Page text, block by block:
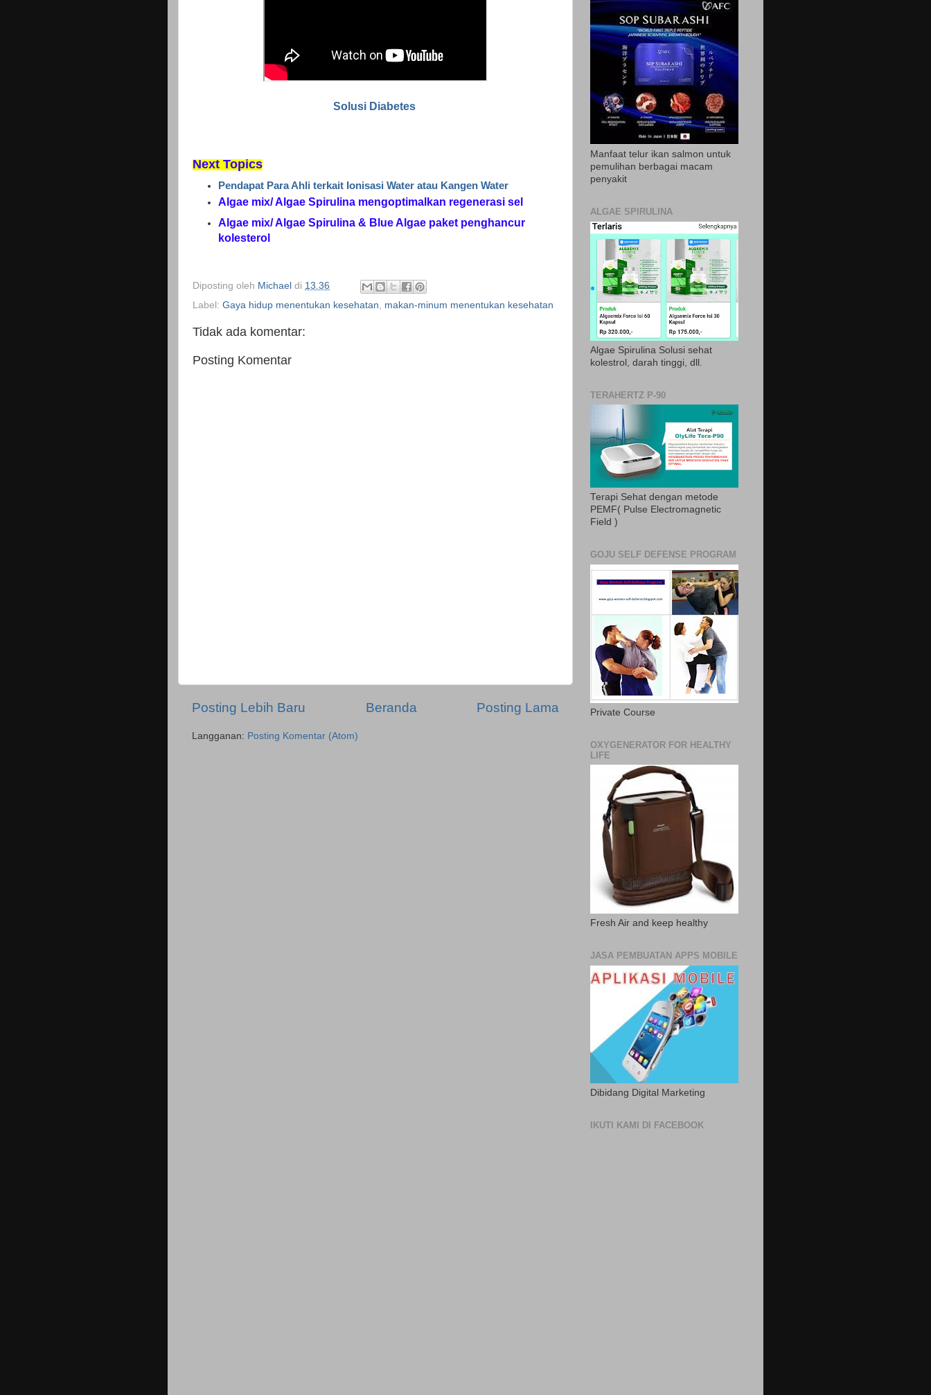
Solusi Diabetes
Next Topics
Pendapat Para Ahli terkait Ionisasi Water atau Kangen Water
Algae mix/ Algae Spirulina mengoptimalkan regenerasi sel
Algae mix/ Algae Spirulina & Blue Algae paket penghancur
kolesterol
Diposting oleh Michael di 13.36
Label: Gaya hidup menentukan kesehatan makan-minum menentukan kesehatan
Tidak ada komentar:
Posting Komentar
Posting Lebih Baru Posting Lama
Beranda
Langganan: Posting Komentar (Atom)
Manfaat telur ikan salmon untuk
pemulihan berbagai macam
penyakit
ALGAE SPIRULINA
Algae Spirulina Solusi sehat
kolestrol, darah tinggi, dll.
TERAHERTZ P-90
Terapi Sehat dengan metode
PEMF( Pulse Electromagnetic
Field )
GOJU SELF DEFENSE PROGRAM
Private Course
OXYGENERATOR FOR HEALTHY
LIFE
Fresh Air and keep healthy
JASA PEMBUATAN APPS MOBILE
Dibidang Digital Marketing
IKUTI KAMI DI FACEBOOK